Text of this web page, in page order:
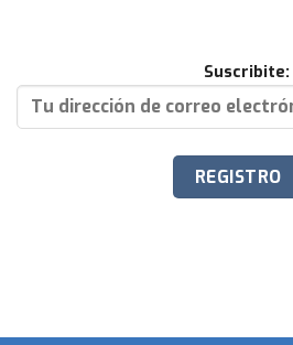
Suscribite: